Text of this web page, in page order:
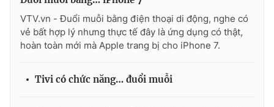
VTV.vn - Đuổi muỗi bằng điện thoại di động, nghe có
vẻ bất hợp lý nhưng thực tế đây là ứng dụng có thật,
hoàn toàn mới mà Apple trang bị cho iPhone 7.
Tivi có chức năng… đuổi muỗi